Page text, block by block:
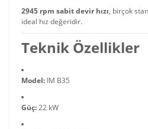
2945 rpm sabit devir hızı, birçok
ideal hız değeridir.
Teknik Özellikler
Model: IM B35
Güç:22 kW